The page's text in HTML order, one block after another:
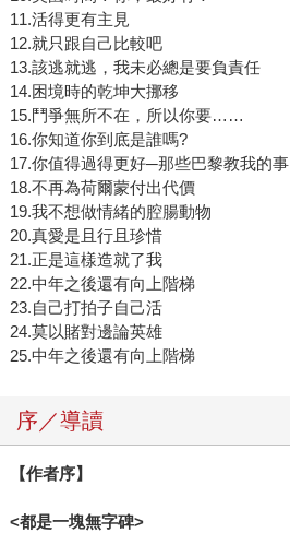
11.活得更有主見
12.就只跟自己比較吧
13.該逃就逃，我未必總是要負責任
14.困境時的乾坤大挪移
15.鬥爭無所不在，所以你要……
16.你知道你到底是誰嗎?
17.你值得過得更好─那些巴黎教我的事
18.不再為荷爾蒙付出代價
19.我不想做情緒的腔腸動物
20.真愛是且行且珍惜
21.正是這樣造就了我
22.中年之後還有向上階梯
23.自己打拍子自己活
24.莫以賭對邊論英雄
25.中年之後還有向上階梯
序／導讀
【作者序】
<都是一塊無字碑>